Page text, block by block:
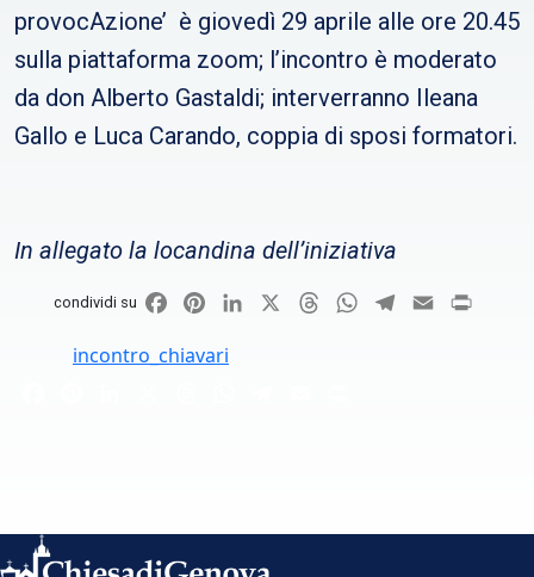
provocAzione’ è giovedì 29 aprile alle ore 20.45
sulla piattaforma zoom; l’incontro è moderato
da don Alberto Gastaldi; interverranno Ileana
Gallo e Luca Carando, coppia di sposi formatori.
In allegato la locandina dell’iniziativa
condividi su FacebookPinterestLinkedIn ThreadsWhatsApp
Telegram
Email
incontro_chiavari